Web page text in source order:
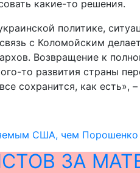
какие-то решения.
политике,
с Коломойским
Возвращение к
то развития страны
сохранится, как есть», –
США, чем Порошенко
ЗА